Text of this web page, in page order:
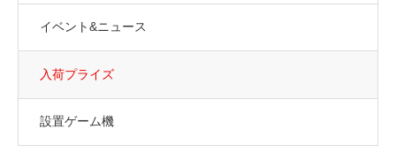
イベント&ニュース
入荷プライズ
設置ゲーム機